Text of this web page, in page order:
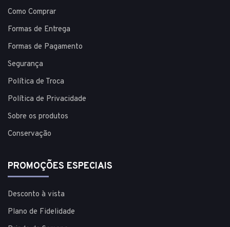
Como Comprar
Formas de Entrega
Formas de Pagamento
Segurança
Política de Troca
Política de Privacidade
Sobre os produtos
Conservação
PROMOÇÕES ESPECIAIS
Desconto à vista
Plano de Fidelidade